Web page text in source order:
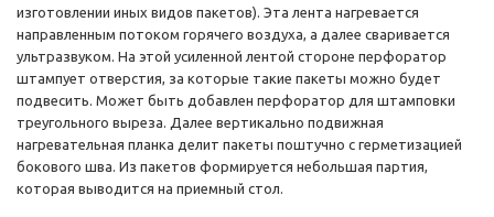
изготовлении иных видов пакетов). Эта лента нагревается
направленным потоком горячего воздуха, а далее сваривается
ультразвуком. На этой усиленной лентой стороне перфоратор
штампует отверстия, за которые такие пакеты можно будет
подвесить. Может быть добавлен перфоратор для штамповки
треугольного выреза. Далее вертикально подвижная
нагревательная планка делит пакеты поштучно с герметизацией
бокового шва. Из пакетов формируется небольшая партия,
которая выводится на приемный стол.